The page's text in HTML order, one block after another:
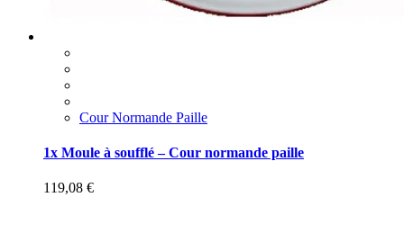
Cour Normande Paille
1x Moule à soufflé – Cour normande paille
119,08 €